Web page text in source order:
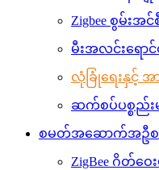
Zigbee စွမ်းအ
မီးအလင်းရောင်
လုံခြုံရေးနှင့် အ
ဆက်စပ်ပစ္စည်းမ
စမတ်အဆောက်အဦစန
ZigBee ဂိတ်ဝေး